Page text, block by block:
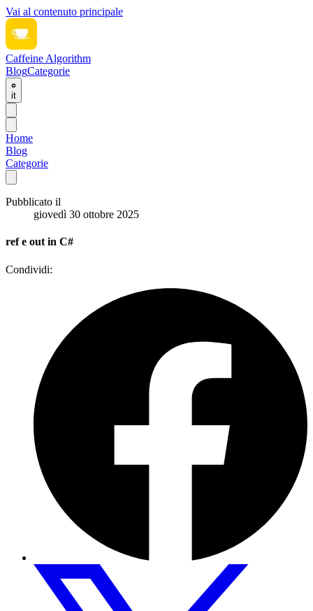
Vai al contenuto principale
Caffeine Algorithm
BlogCategorie
it
Home
Blog
Categorie
Pubblicato il
giovedì 30 ottobre 2025
ref e out in C#
Condividi: